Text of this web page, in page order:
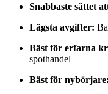
Bli en Copy Trader
Njut av
Snabbaste sättet
Lägsta avgifter:
Bäst för erfarna
spothandel
Bäst för nybörjare: